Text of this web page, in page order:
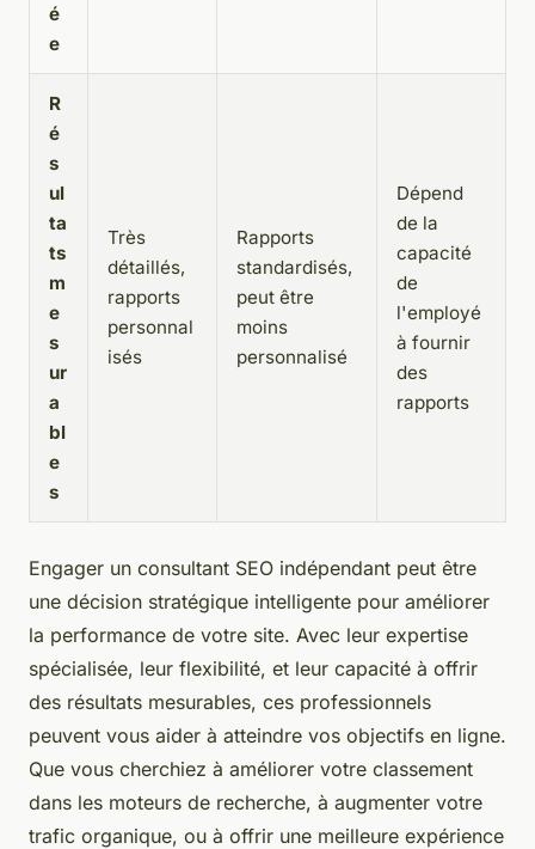
é
e
R
é
s
ul
ta
ts
m
e
s
ur
a
bl
e
s
Très
détaillés,
rapports
personnal
isés
Rapports
standardisés,
peut être
moins
personnalisé
Dépend
de la
capacité
de
l'employé
à fournir
des
rapports
Engager un consultant SEO indépendant peut être
une décision stratégique intelligente pour améliorer
la performance de votre site. Avec leur expertise
spécialisée, leur flexibilité, et leur capacité à offrir
des résultats mesurables, ces professionnels
peuvent vous aider à atteindre vos objectifs en ligne.
Que vous cherchiez à améliorer votre classement
dans les moteurs de recherche, à augmenter votre
trafic organique, ou à offrir une meilleure expérience